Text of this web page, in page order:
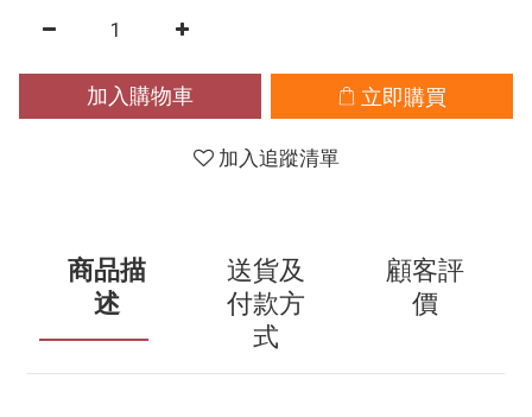
加入購物車 立即購買
加入追蹤清單
商品描
述
送貨及
付款方
式
顧客評
價